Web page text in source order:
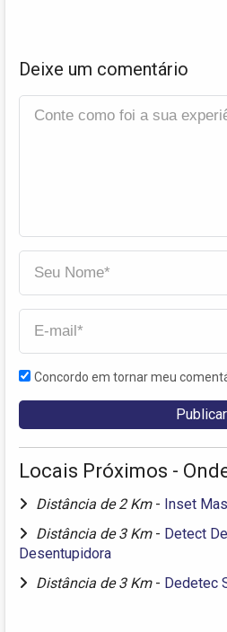
Deixe um comentário
Concordo em tornar meu
Locais Próximos -
Distância de 2 Km - Inset
Distância de 3 Km - Detect
Desentupidora
Distância de 3 Km - Dedetec